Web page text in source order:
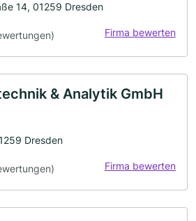
14, 01259 Dresden
Firma bewerten
& Analytik GmbH
Dresden
Firma bewerten